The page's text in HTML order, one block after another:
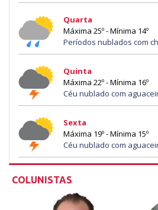
Quarta
Máxima 25º - Mínima 14º
Períodos nublados com
Quinta
Máxima 22º - Mínima 16º
Céu nublado com
Sexta
Máxima 19º - Mínima 15º
Céu nublado com
COLUNISTAS